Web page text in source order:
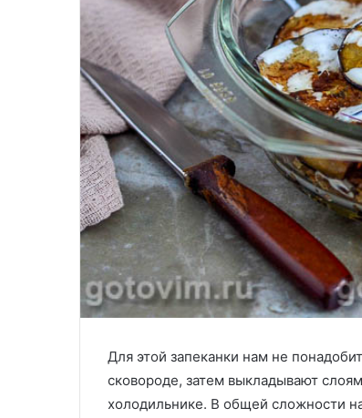
Для этой запеканки нам не
сковороде, затем выкладывают
холодильнике. В общей сложности